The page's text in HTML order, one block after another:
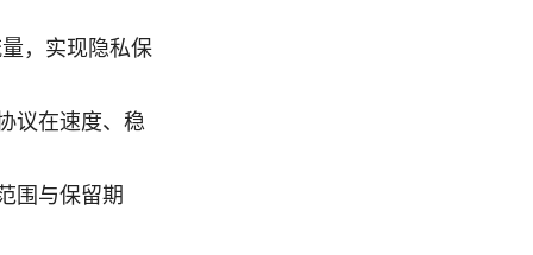
，实现隐私保
议在速度、稳
围与保留期